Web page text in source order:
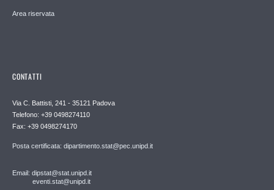
Area riservata
CONTATTI
Via C. Battisti, 241 - 35121 Padova
Telefono: +39 0498274110
Fax: +39 0498274170
Posta certificata: dipartimento.stat@pec.unipd.it
Email: dipstat@stat.unipd.it
eventi.stat@unipd.it